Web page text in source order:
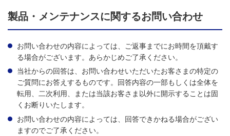
製品・メンテナンスに関するお問い合わせ
お問い合わせの内容によっては、ご返事までにお時間を頂戴す
る場合がございます。あらかじめご了承ください。
当社からの回答は、お問い合わせいただいたお客さまの特定の
ご質問にお答えするものです。回答内容の一部もしくは全体を
転用、二次利用、または当該お客さま以外に開示することは固
くお断りいたします。
お問い合わせの内容によっては、回答できかねる場合がござい
ますのでご了承ください。